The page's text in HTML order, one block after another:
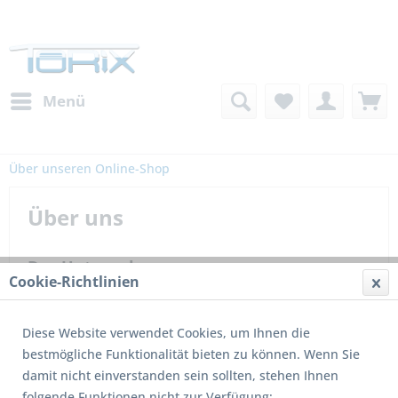
Menü
Über unseren Online-Shop
Über uns
Das Unternehmen:
Die Firma Klein Rolltor-Service GmbH & Co. KG versteht
Dienstleister im Bereich von Toranlagen, Schranken,
Sonnenschutz sowie im Rolladenbau, verfügen wir über
mittlerweile mehr als 30 Jahre Erfahrung. Während
Cookie-Richtlinien
Diese Website verwendet Cookies, um Ihnen die
bestmögliche Funktionalität bieten zu können. Wenn Sie
damit nicht einverstanden sein sollten, stehen Ihnen